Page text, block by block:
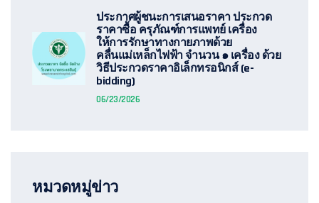
ประกาศผู้ชนะการเสนอราคา ประกวด
ราคาซื้อ ครุภัณฑ์การแพทย์ เครื่อง
ให้การรักษาทางกายภาพด้วย
คลื่นแม่เหล็กไฟฟ้า จำนวน ๑ เครื่อง ด้วย
วิธีประกวดราคาอิเล็กทรอนิกส์ (e-
bidding)
06/23/2026
หมวดหมู่ข่าว